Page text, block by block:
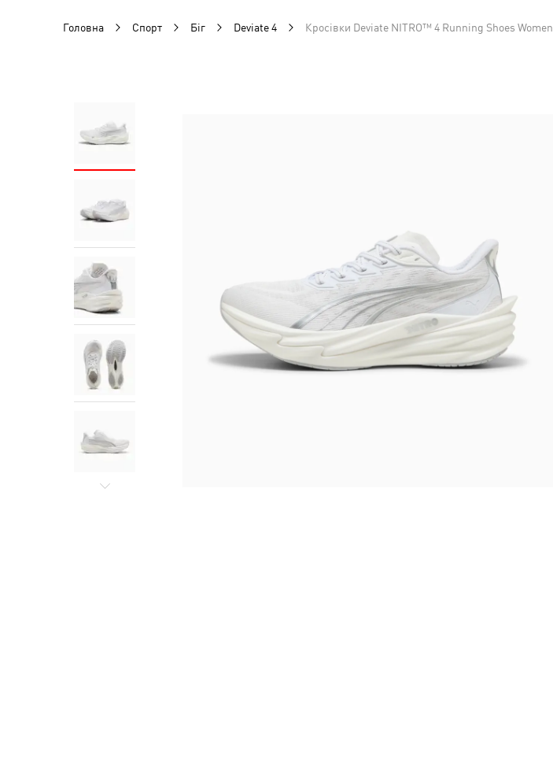
Головна Спорт Біг Deviate 4 Кросівки Deviate NITRO™ 4 Running Shoes Women